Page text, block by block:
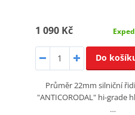
1 090 Kč
Do
Průměr 22mm silniční
"ANTICORODAL" hi-grade
…